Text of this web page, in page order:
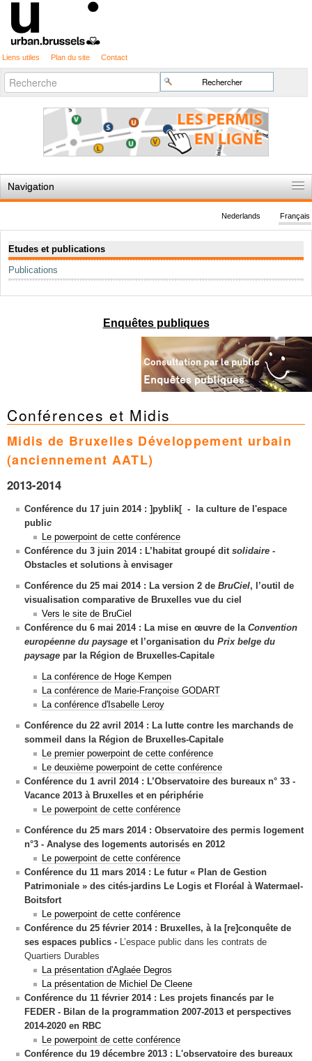
Liens utiles Plan du site Contact
Chercher par
Recherche
avancée…
Navigation
Règles du jeu
Permis d'urbanisme
Cartographie
Etudes et publications
Français
Nederlands
Etudes et publications
Publications
Enquêtes publiques
Conférences et Midis
Midis de Bruxelles Développement urbain
(anciennement AATL)
2013-2014
Conférence du 17 juin 2014 : ]pyblik[ - la culture de l'espace
public
Le powerpoint de cette conférence
Conférence du 3 juin 2014 : L’habitat groupé dit solidaire -
Obstacles et solutions à envisager
Conférence du 25 mai 2014 : La version 2 de BruCiel, l’outil de
visualisation comparative de Bruxelles vue du ciel
Vers le site de BruCiel
Conférence du 6 mai 2014 : La mise en œuvre de la Convention
européenne du paysage et l’organisation du Prix belge du
paysage par la Région de Bruxelles-Capitale
La conférence de Hoge Kempen
La conférence de Marie-Françoise GODART
La conférence d'Isabelle Leroy
Conférence du 22 avril 2014 : La lutte contre les marchands de
sommeil dans la Région de Bruxelles-Capitale
Le premier powerpoint de cette conférence
Le deuxième powerpoint de cette conférence
Conférence du 1 avril 2014 : L’Observatoire des bureaux n° 33 -
Vacance 2013 à Bruxelles et en périphérie
Le powerpoint de cette conférence
Conférence du 25 mars 2014 : Observatoire des permis logement
n°3 - Analyse des logements autorisés en 2012
Le powerpoint de cette conférence
Conférence du 11 mars 2014 : Le futur « Plan de Gestion
Patrimoniale » des cités-jardins Le Logis et Floréal à Watermael-
Boitsfort
Le powerpoint de cette conférence
Conférence du 25 février 2014 : Bruxelles, à la [re]conquête de
ses espaces publics - L’espace public dans les contrats de
Quartiers Durables
La présentation d'Aglaée Degros
La présentation de Michiel De Cleene
Conférence du 11 février 2014 : Les projets financés par le
FEDER - Bilan de la programmation 2007-2013 et perspectives
2014-2020 en RBC
Le powerpoint de cette conférence
Conférence du 19 décembre 2013 : L'observatoire des bureaux